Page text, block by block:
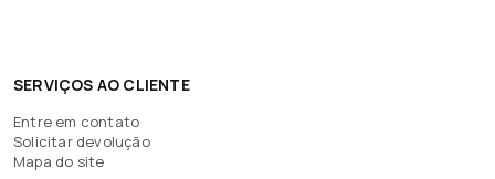
SERVIÇOS AO CLIENTE
Entre em contato
Solicitar devolução
Mapa do site